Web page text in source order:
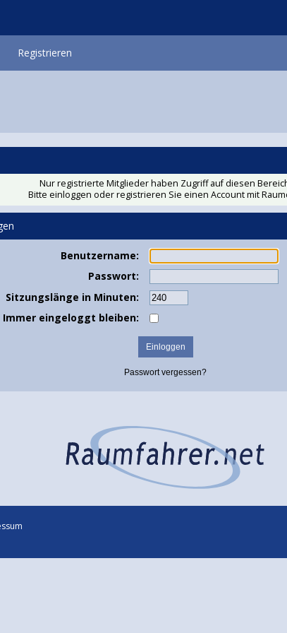
Registrieren
Nur registrierte Mitglieder haben Zugriff auf diesen
Bitte einloggen oderregistrieren Sie einen Accountmit
Benutzername:
Passwort:
Sitzungslänge in Minuten:
Immer eingeloggt bleiben:
Passwort vergessen?